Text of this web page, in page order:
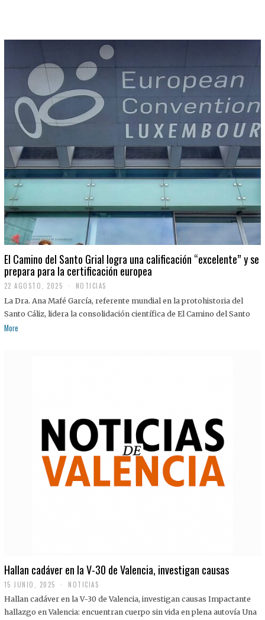
El Camino del Santo Grial logra una calificación “excelente” y se
prepara para la certificación europea
22 AGOSTO, 2025
2
A
G
NOTICIAS
La Dra. Ana Mafé García, referente mundial en la protohistoria del
Santo Cáliz, lidera la consolidación científica de El Camino del Santo
More
Hallan cadáver en la V-30 de Valencia, investigan causas
15 JUNIO, 2025 NOTICIAS
Hallan cadáver en la V-30 de Valencia, investigan causas Impactante
hallazgo en Valencia: encuentran cuerpo sin vida en plena autovía Una